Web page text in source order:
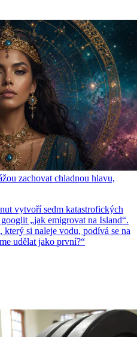
zachovat chladnou hlavu,
vytvoří sedm katastrofických
„jak emigrovat na Island“.
si naleje vodu, podívá se na
udělat jako první?“